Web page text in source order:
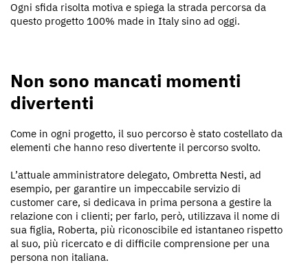
Ogni sfida risolta motiva e spiega la strada percorsa da
questo progetto 100% made in Italy sino ad oggi.
Non sono mancati momenti
divertenti
Come in ogni progetto, il suo percorso è stato costellato da
elementi che hanno reso divertente il percorso svolto.
L’attuale amministratore delegato, Ombretta Nesti, ad
esempio, per garantire un impeccabile servizio di
customer care, si dedicava in prima persona a gestire la
relazione con i clienti; per farlo, però, utilizzava il nome di
sua figlia, Roberta, più riconoscibile ed istantaneo rispetto
al suo, più ricercato e di difficile comprensione per una
persona non italiana.